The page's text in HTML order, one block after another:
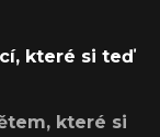
které si teď
které si